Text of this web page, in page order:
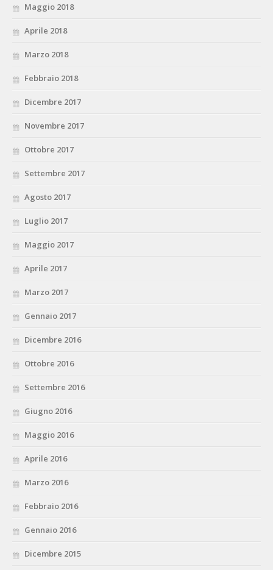
Maggio 2018
Aprile 2018
Marzo 2018
Febbraio 2018
Dicembre 2017
Novembre 2017
Ottobre 2017
Settembre 2017
Agosto 2017
Luglio 2017
Maggio 2017
Aprile 2017
Marzo 2017
Gennaio 2017
Dicembre 2016
Ottobre 2016
Settembre 2016
Giugno 2016
Maggio 2016
Aprile 2016
Marzo 2016
Febbraio 2016
Gennaio 2016
Dicembre 2015